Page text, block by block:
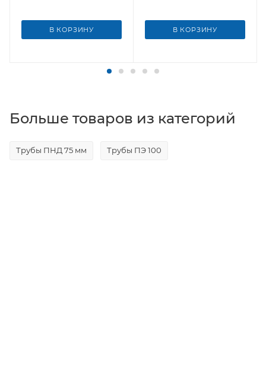
В КОРЗИНУ В КОРЗИНУ
Больше товаров из категорий
Трубы ПНД 75 мм Трубы ПЭ 100